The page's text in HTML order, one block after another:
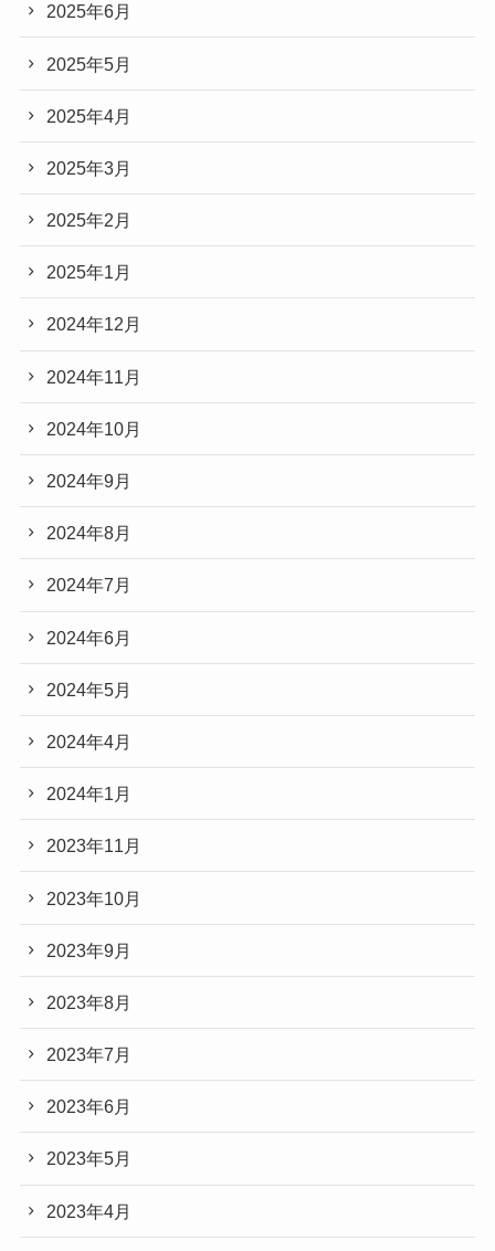
2025年6月
2025年5月
2025年4月
2025年3月
2025年2月
2025年1月
2024年12月
2024年11月
2024年10月
2024年9月
2024年8月
2024年7月
2024年6月
2024年5月
2024年4月
2024年1月
2023年11月
2023年10月
2023年9月
2023年8月
2023年7月
2023年6月
2023年5月
2023年4月